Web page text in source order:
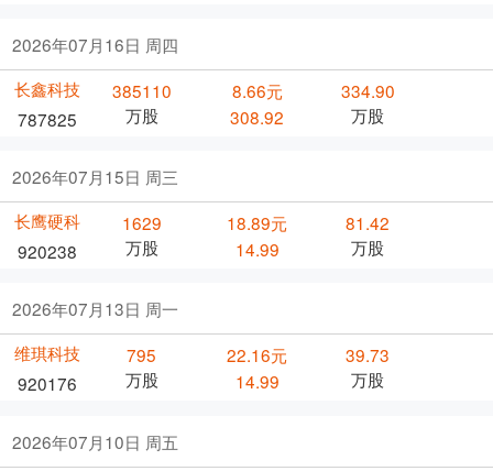
2026年07月16日 周四
长鑫科技
787825
385110
万股
8.66元
308.92
334.90
万股
2026年07月15日 周三
长鹰硬科
920238
1629
万股
18.89元
14.99
81.42
万股
2026年07月13日 周一
维琪科技
920176
795
万股
22.16元
14.99
39.73
万股
2026年07月10日 周五